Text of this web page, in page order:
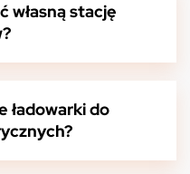
własną stację
ładowarki do